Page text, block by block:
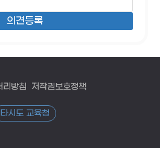
리방침 저작권보호정책
타시도 교육청